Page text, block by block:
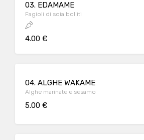
03. EDAMAME
Fagioli di soia bolliti
4.00 €
04. ALGHE WAKAME
Alghe marinate e sesamo
5.00 €